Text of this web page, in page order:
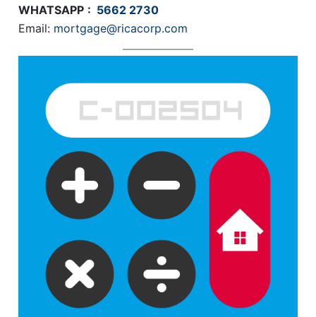
WHATSAPP : 5662 2730
Email: mortgage@ricacorp.com